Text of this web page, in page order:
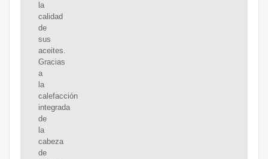
la
calidad
de
sus
aceites.
Gracias
a
la
calefacción
integrada
de
la
cabeza
de